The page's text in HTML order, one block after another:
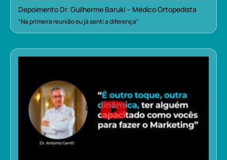
Depoimento Dr. Guilherme Baruki – Médico Ortopedista
“Na primeira reunião eu já senti a diferença”